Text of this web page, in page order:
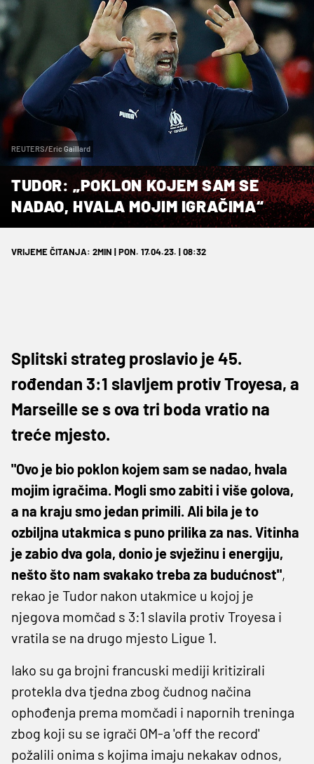
REUTERS/Eric Gaillard
TUDOR: „POKLON KOJEM SAM SE
NADAO, HVALA MOJIM IGRAČIMA“
VRIJEME ČITANJA: 2MIN | PON. 17.04.23. | 08:32
Splitski strateg proslavio je 45.
rođendan 3:1 slavljem protiv Troyesa, a
Marseille se s ova tri boda vratio na
treće mjesto.
"Ovo je bio poklon kojem sam se nadao, hvala
mojim igračima. Mogli smo zabiti i više golova,
a na kraju smo jedan primili. Ali bila je to
ozbiljna utakmica s puno prilika za nas. Vitinha
je zabio dva gola, donio je svježinu i energiju,
nešto što nam svakako treba za budućnost",
rekao je Tudor nakon utakmice u kojoj je
njegova momčad s 3:1 slavila protiv Troyesa i
vratila se na drugo mjesto Ligue 1.
Iako su ga brojni francuski mediji kritizirali
protekla dva tjedna zbog čudnog načina
ophođenja prema momčadi i napornih treninga
zbog koji su se igrači OM-a 'off the record'
požalili onima s kojima imaju nekakav odnos,